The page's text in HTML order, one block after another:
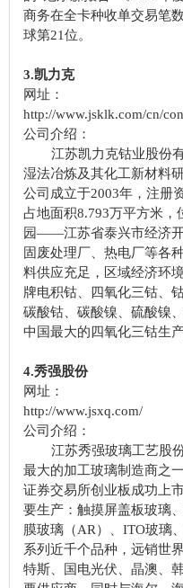
商务在全卡种收单交易笔
球第21位。
3.凯力克
网址：
http://www.jsklk.com/cn/
公司介绍：
江苏凯力克钴业股份有
湿法冶炼及其化工新材料
公司成立于2003年，注册
占地面积8.793万平方米
园——江苏省泰兴市经济
固废处理厂、热电厂等各
料供应充足，区域经济环
牌电积钴、四氧化三钴、
碳酸钴、碳酸镍、硫酸镍
中国最大的四氧化三钴生
4.秀强股份
网址：
http://www.jsxq.com/
公司介绍：
江苏秀强玻璃工艺股份
最大的加工玻璃制造商之
证券交易所创业板成功上
要生产：触摸屏盖板玻璃
膜玻璃（AR）、ITO玻璃
系列近千个品种，远销世
特斯、国电光伏、晶澳、